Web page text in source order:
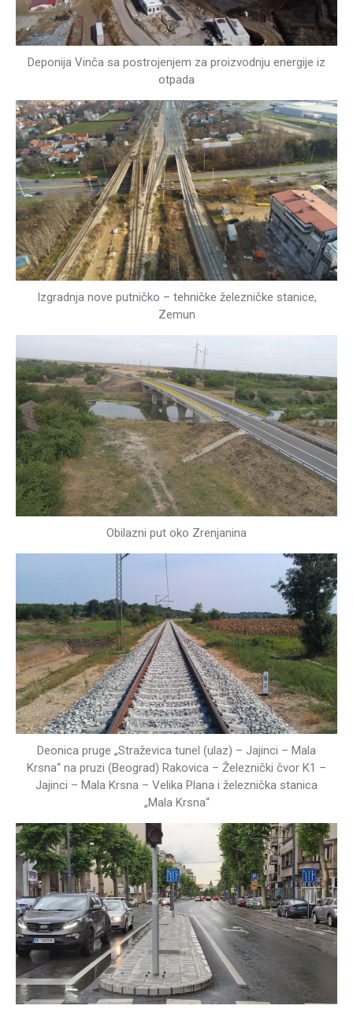
Deponija Vinča sa postrojenjem za proizvodnju energije iz
otpada
Izgradnja nove putničko – tehničke železničke stanice,
Zemun
Obilazni put oko Zrenjanina
Deonica pruge „Straževica tunel (ulaz) – Jajinci – Mala
Krsna“ na pruzi (Beograd) Rakovica – Železnički čvor K1 –
Jajinci – Mala Krsna – Velika Plana i železnička stanica
„Mala Krsna“